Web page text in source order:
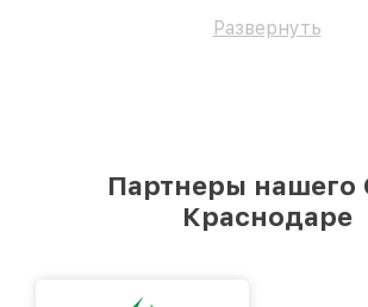
Развернуть
Партнеры нашего
Краснодаре